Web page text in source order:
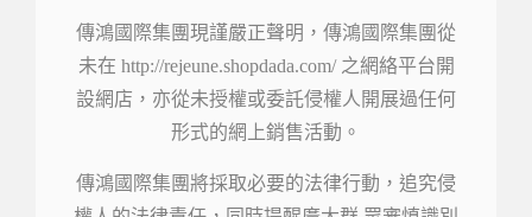
傳鴻國際集團現謹嚴正聲明，傳鴻國際集團從
未在 http://rejeune.shopdada.com/ 之網絡平台開
設網店，亦從未授權或委託侵權人開展過任何
形式的網上銷售活動。
傳鴻國際集團將採取必要的法律行動，追究侵